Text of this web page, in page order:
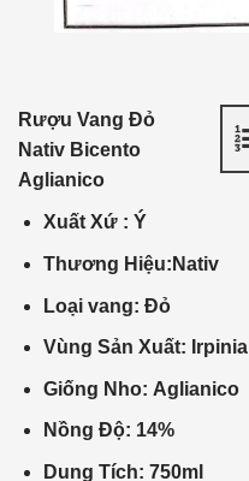
Rượu Vang Đỏ
Nativ Bicento
Aglianico
Xuất Xứ : Ý
Thương Hiệu:Nativ
Loại vang: Đỏ
Vùng Sản Xuất: Irpinia
Giống Nho: Aglianico
Nồng Độ: 14%
Dung Tích: 750ml